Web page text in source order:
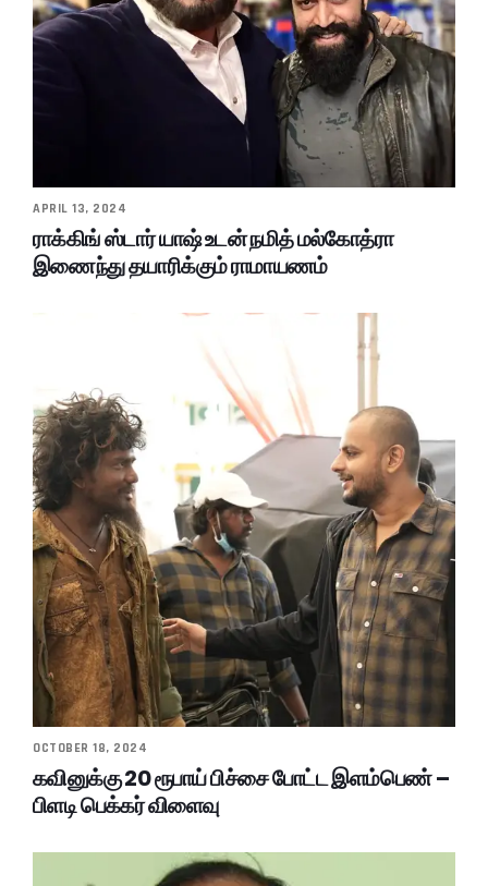
APRIL 13, 2024
ராக்கிங் ஸ்டார் யாஷ் உடன் நமித் மல்கோத்ரா
இணைந்து தயாரிக்கும் ராமாயணம்
OCTOBER 18, 2024
கவினுக்கு 20 ரூபாய் பிச்சை போட்ட இளம்பெண் –
பிளடி பெக்கர் விளைவு